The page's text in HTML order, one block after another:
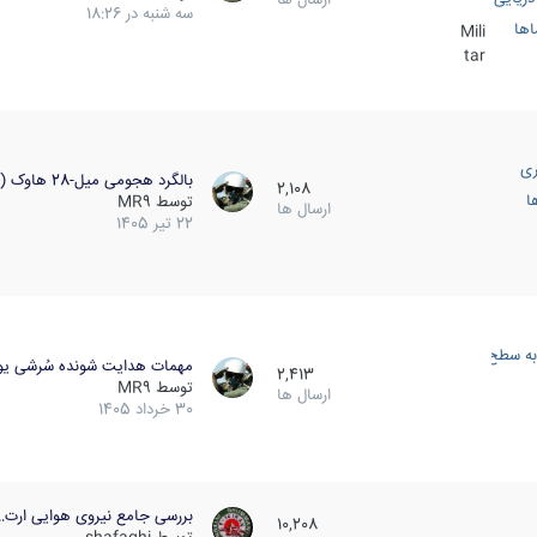
Mili
tar
سه شنبه در 18:26
2,108
ارسال ها
بالگرد هجومی میل-28 هاوک (…
توسط MR9
22 تیر 1405
سطح
2,413
ارسال ها
مهمات هدایت شونده سُرشی
توسط MR9
30 خرداد 1405
10,208
بررسی جامع نیروی هوایی